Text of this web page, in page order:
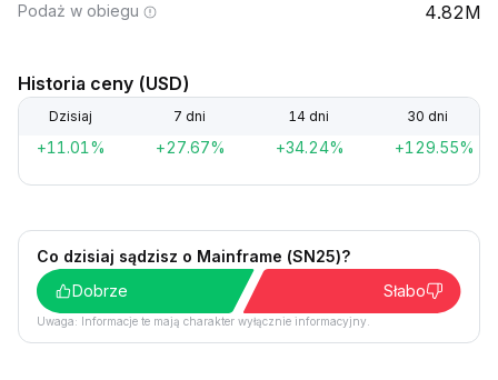
Podaż w obiegu 4.82M
Historia ceny (USD)
Dzisiaj 7 dni 14 dni 30 dni
+11.01% +27.67% +34.24% +129.55%
Co dzisiaj sądzisz o Mainframe (SN25)?
Dobrze
Słabo
Uwaga: Informacje te mają charakter wyłącznie informacyjny.